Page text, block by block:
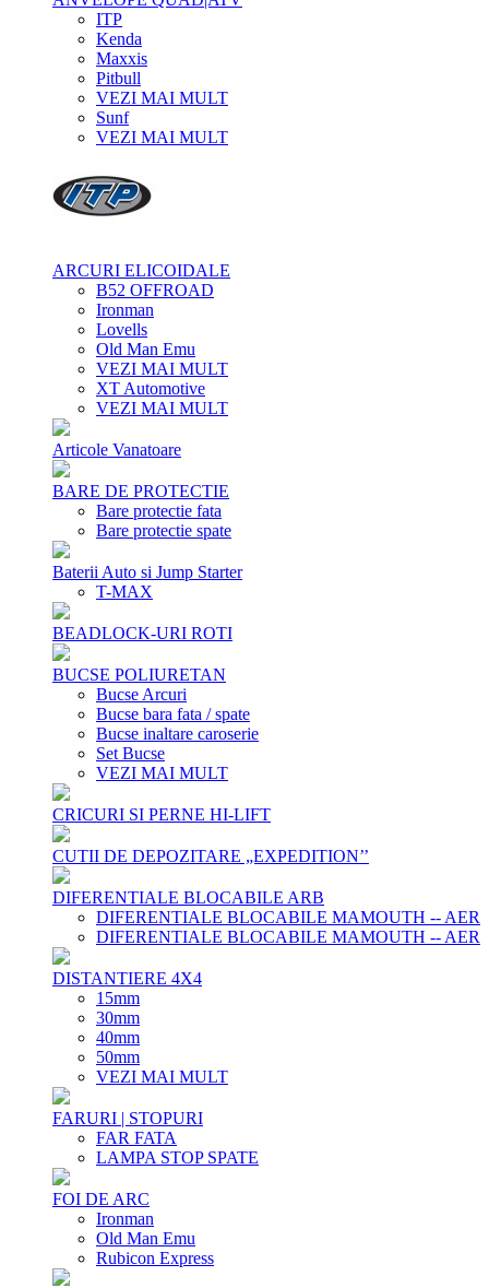
ITP
Kenda
Maxxis
Pitbull
VEZI MAI MULT
Sunf
VEZI MAI MULT
ARCURI ELICOIDALE
B52 OFFROAD
Ironman
Lovells
Old Man Emu
VEZI MAI MULT
XT Automotive
VEZI MAI MULT
Articole Vanatoare
BARE DE PROTECTIE
Bare protectie fata
Bare protectie spate
Baterii Auto si Jump Starter
T-MAX
BEADLOCK-URI ROTI
BUCSE POLIURETAN
Bucse Arcuri
Bucse bara fata / spate
Bucse inaltare caroserie
Set Bucse
VEZI MAI MULT
CRICURI SI PERNE HI-LIFT
CUTII DE DEPOZITARE „EXPEDITION’’
DIFERENTIALE BLOCABILE ARB
DIFERENTIALE BLOCABILE MAMOUTH -- AER
DIFERENTIALE BLOCABILE MAMOUTH -- AER
DISTANTIERE 4X4
15mm
30mm
40mm
50mm
VEZI MAI MULT
FARURI | STOPURI
FAR FATA
LAMPA STOP SPATE
FOI DE ARC
Ironman
Old Man Emu
Rubicon Express